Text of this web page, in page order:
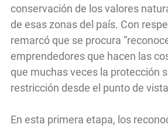
conservación de los valores
de esas zonas del país. Con
remarcó que se procura
emprendedores que hacen las
que muchas veces la protección
restricción desde el punto de
En esta primera etapa, los